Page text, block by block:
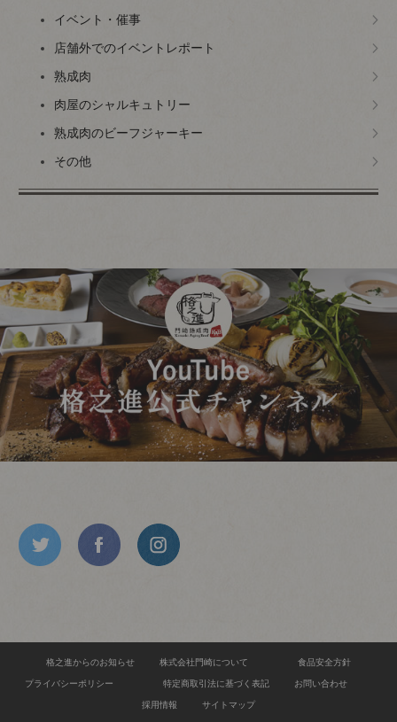
イベント・催事
店舗外でのイベントレポート
熟成肉
肉屋のシャルキュトリー
熟成肉のビーフジャーキー
その他
格之進からのお知らせ 株式会社門崎について 食品安全方針
プライバシーポリシー 特定商取引法に基づく表記 お問い合わせ
採用情報 サイトマップ